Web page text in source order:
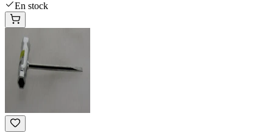
En stock